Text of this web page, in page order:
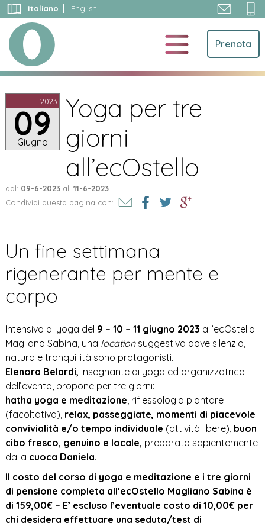
Vai
al
contenuto
Italiano English
Prenota
2023
09
Giugno
Yoga per tre
giorni
all’ecOstello
dal: 09-6-2023al: 11-6-2023
Condividi questa pagina con:
Un fine settimana
rigenerante per mente e
corpo
Intensivo di yoga del 9 – 10 – 11 giugno 2023 all’ecOstello
Magliano Sabina, una locationsuggestiva dove silenzio,
natura e tranquillità sono protagonisti.
Elenora Belardi, insegnante di yoga ed organizzatrice
dell’evento, propone per tre giorni:
hatha yoga e meditazione, riflessologia plantare
(facoltativa), relax, passeggiate, momenti di piacevole
convivialità e/o tempo individuale (attività libere), buon
cibo fresco, genuino e locale, preparato sapientemente
dalla cuoca Daniela.
Il costo del corso di yoga e meditazione e i tre giorni
di pensione completa all’ecOstello Magliano Sabina è
di 159,00€ – E’ escluso l’eventuale costo di 10,00€ per
chi desidera effettuare una seduta/test di